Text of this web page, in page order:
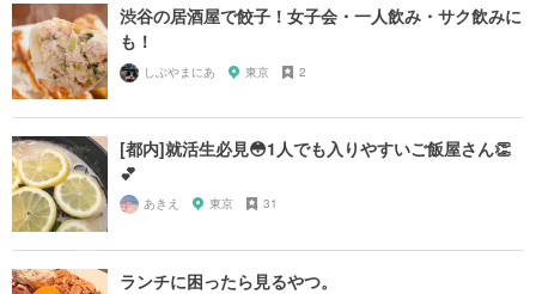
渋谷の居酒屋で餃子！女子会・一人飲み・サク飲みに
も！
しぶやまにあ 東京 2
[都内]就活生必見😳1人でも入りやすいご飯屋さん👏
💕
あきえ 東京 31
ランチに困ったら見るやつ。